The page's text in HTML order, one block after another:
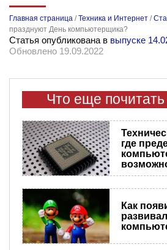
Главная страница /Техника и Интернет /
празднуют День компьютерщика?
Статья опубликована в выпуске
Обновлено 19.09.2022
Что еще
где
Как